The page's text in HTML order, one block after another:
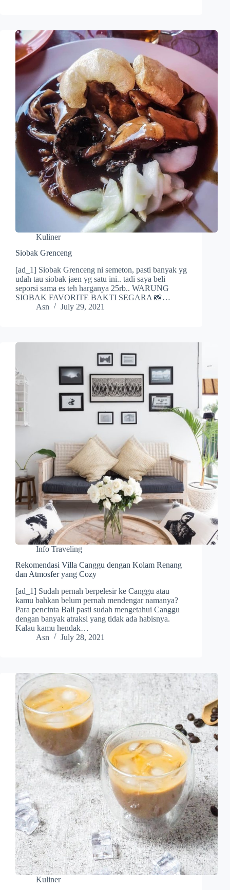
Kuliner
Siobak Grenceng
[ad_1] Siobak Grenceng ni semeton, pasti banyak yg
udah tau siobak jaen yg satu ini.. tadi saya beli
seporsi sama es teh harganya 25rb.. WARUNG
SIOBAK FAVORITE BAKTI SEGARA 📸…
Asn
July 29, 2021
Info Traveling
Rekomendasi Villa Canggu dengan Kolam Renang
dan Atmosfer yang Cozy
[ad_1] Sudah pernah berpelesir ke Canggu atau
kamu bahkan belum pernah mendengar namanya?
Para pencinta Bali pasti sudah mengetahui Canggu
dengan banyak atraksi yang tidak ada habisnya.
Kalau kamu hendak…
Asn
July 28, 2021
Kuliner